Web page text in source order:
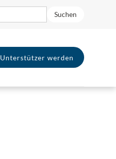
Unterstützer werden